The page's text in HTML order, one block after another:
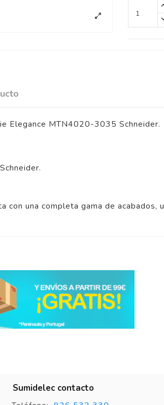
Elegance MTN4020-3035 Schneider.
con una completa gama de
Sumidelec contacto